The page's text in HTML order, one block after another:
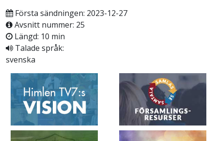
Första sändningen: 2023-12-27
Avsnitt nummer: 25
Längd: 10 min
Talade språk:
svenska